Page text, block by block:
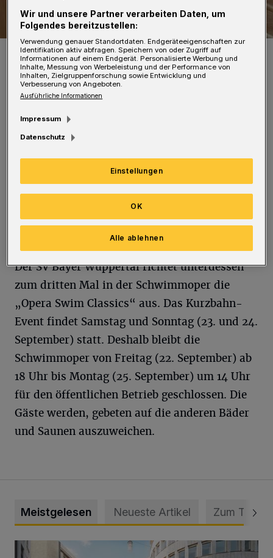
Es wird heiß in Cronenberg.
Foto: Anniepan
Der Eintritt kostet 20 Euro und beinhaltet den
Eintritt, Aufgüsse und kleine Snacks. Infos
www.wuppertal.de
geht das Gartenhallenbad einen Monat lang,
bis zum 22. Oktober, in die für
Wartungsarbeiten nötige Pause.
Der SV Bayer Wuppertal richtet unterdessen
zum dritten Mal in der Schwimmoper die
„Opera Swim Classics“ aus. Das Kurzbahn-
Event findet Samstag und Sonntag (23. und 24.
September) statt. Deshalb bleibt die
Schwimmoper von Freitag (22. September) ab
18 Uhr bis Montag (25. September) um 14 Uhr
für den öffentlichen Betrieb geschlossen. Die
Gäste werden, gebeten auf die anderen Bäder
und Saunen auszuweichen.
Meistgelesen Neueste Artikel Zum Thema
Ein neuer Brunnen für die Alte Freiheit
Wir und unsere Partner verarbeiten Daten, um
Folgendes bereitzustellen:
Verwendung genauer Standortdaten. Endgeräteeigenschaften zur
Identifikation aktiv abfragen. Speichern von oder Zugriff auf
Informationen auf einem Endgerät. Personalisierte Werbung und
Inhalte, Messung von Werbeleistung und der Performance von
Inhalten, Zielgruppenforschung sowie Entwicklung und
Verbesserung von Angeboten.
Ausführliche Informationen
Impressum
Datenschutz
Einstellungen
Alle ablehnen
OK